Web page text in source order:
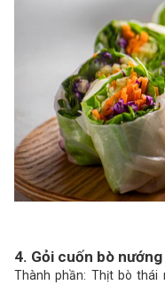
4. Gỏi cuốn bò
Thành phần: Thịt bò thái